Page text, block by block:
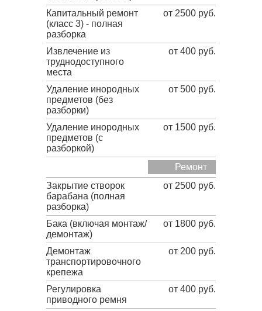
Капитальный ремонт
(класс 3) - полная
разборка
от 2500 руб.
Извлечение из
труднодоступного
места
от 400 руб.
Удаление инородных
предметов (без
разборки)
от 500 руб.
Удаление инородных
предметов (с
разборкой)
от 1500 руб.
Ремонт
Закрытие створок
барабана (полная
разборка)
от 2500 руб.
Бака (включая монтаж/
демонтаж)
от 1800 руб.
Демонтаж
транспортировочного
крепежа
от 200 руб.
Регулировка
приводного ремня
от 400 руб.